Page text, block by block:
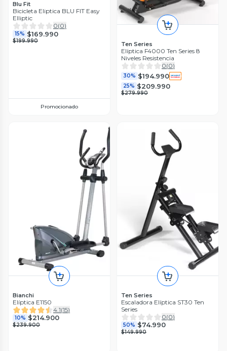
Blu Fit
Bicicleta Eliptica BLU FIT Easy
Elliptic
0(0)
15% $169.990
$199.990
Promocionado
Ten Series
Elíptica F4000 Ten Series 8
Niveles Resistencia
0(0)
30% $194.990
25% $209.990
$279.990
Bianchi
Elíptica E1150
4.1(15)
10% $214.900
$239.900
Ten Series
Escaladora Elíptica ST30 Ten
Series
0(0)
50% $74.990
$149.990